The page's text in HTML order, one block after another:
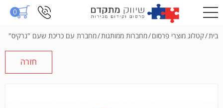
0
בית/קטלוג מוצרי פרסום/מחברות ממותגות/מחברת עם כריכת שעם "נרקיס"
חזרה